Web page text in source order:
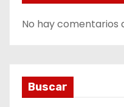
No hay comentarios
Buscar